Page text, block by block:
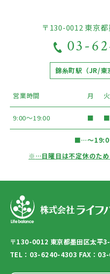
〒130-0012 東京
03-
錦糸町駅（JR/東
営業時間 月 火
9:00〜19:00 ■ ■
■…〜
※ …日曜日は不定休のため
〒130-0012 東京都墨田区太平
TEL：03-6240-4303 FAX：